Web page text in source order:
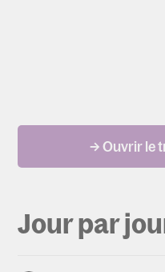
→ Ouvrir le
Jour par